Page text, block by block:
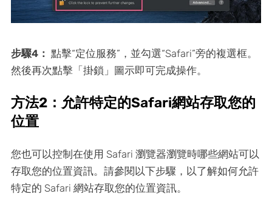
步驟4： 點擊“定位服務”，並勾選“Safari”旁的複選框。
然後再次點擊「掛鎖」圖示即可完成操作。
方法2：允許特定的Safari網站存取您的
位置
您也可以控制在使用 Safari 瀏覽器瀏覽時哪些網站可以
存取您的位置資訊。請參閱以下步驟，以了解如何允許
特定的 Safari 網站存取您的位置資訊。